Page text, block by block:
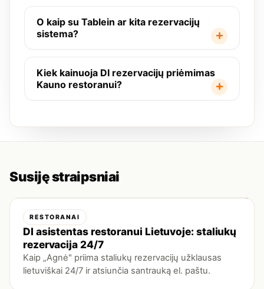
O kaip su Tablein ar kita rezervacijų
sistema?
Kiek kainuoja DI rezervacijų priėmimas
Kauno restoranui?
Susiję straipsniai
RESTORANAI
DI asistentas restoranui Lietuvoje: staliukų
rezervacija 24/7
Kaip „Agnė" priima staliukų rezervacijų užklausas
lietuviškai 24/7 ir atsiunčia santrauką el. paštu.